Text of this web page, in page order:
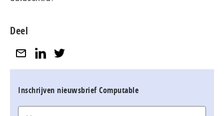
Deel
Inschrijven nieuwsbrief Computable